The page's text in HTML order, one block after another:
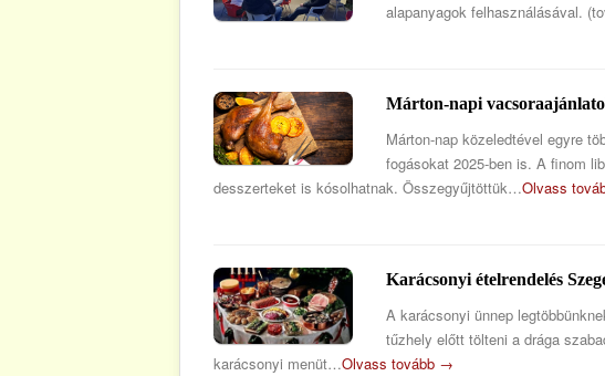
alapanyagok felhasználásával.
Márton-napi
Márton-nap közeledtével egyre
fogásokat 2025-ben is. A finom
desszerteket is kósolhatnak. Összegyűjtöttük…Olvass
Karácsonyi ételrendelés
A karácsonyi ünnep
tűzhely előtt tölteni a drága
karácsonyi menüt…Olvass tovább →